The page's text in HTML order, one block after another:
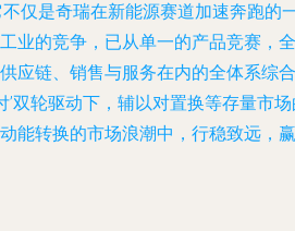
仅是奇瑞在新能源赛道加速奔跑的
业的竞争，已从单一的产品竞赛，全
应链、销售与服务在内的全体系综合
’双轮驱动下，辅以对置换等存量市
能转换的市场浪潮中，行稳致远，赢